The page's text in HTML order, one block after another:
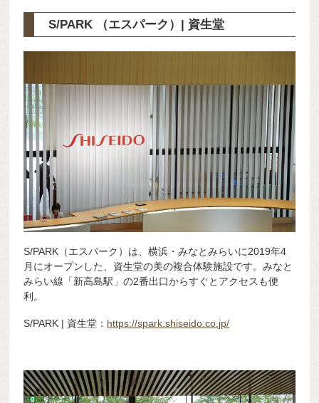
S/PARK （エスパーク）| 資生堂
S/PARK（エスパーク）は、横浜・みなとみらいに2019年4
月にオープンした、資生堂の美の複合体験施設です。みなと
みらい線「新高島駅」の2番出口からすぐとアクセスも便
利。
S/PARK | 資生堂： https://spark.shiseido.co.jp/